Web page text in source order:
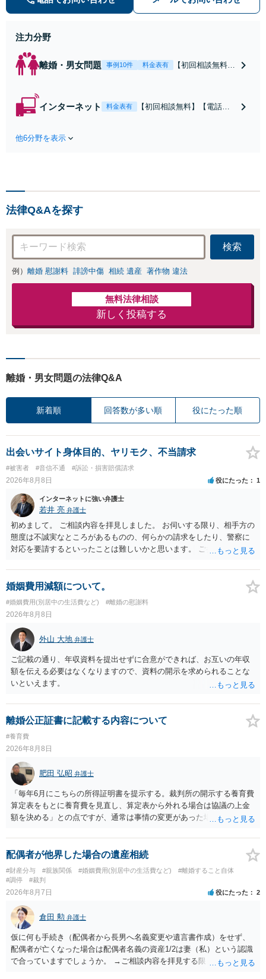
人」の方からのご相談・ご依頼を幅
注力分野
離婚・男女問題 事例10件 料金表有
【初回相談無料】
【池袋・東池袋2
インターネット 料金表有
【初回相談無料】【電話相
応します！即日対応可能。
他6分野を表示
法律Q&Aを探す
検索
例） 離婚 慰謝料 誹謗中傷 相続 遺産 著作物 違法
無料法律相談
新しく投稿する
離婚・男女問題の法律Q&A
新着順 回答数が多い順 役にたった順
出会いサイト身体目的、ヤリモク、不当請求
#被害者 #音信不通 #訴訟・損害賠償請求
2026年8月8日 役にたった 1
インターネットに強い弁護士
若井 亮 弁護士
初めまして。 ご相談内容を拝見しました。 お伺いする限り、相手方の
態度は不誠実なところがあるものの、何らかの請求をしたり、警察に
対応を要請するといったことは難しいかと思います。 ご参考になれば
婚姻費用減額について。
#婚姻費用(別居中の生活費など) #離婚の慰謝料
2026年8月8日
外山 大地 弁護士
ご記載の通り、年収資料を提出せずに合意ができれば、お互いの年収
額を伝える必要はなくなりますので、資料の開示を求められることな
いといえます。
離婚公正証書に記載する内容について
#養育費
2026年8月8日
肥田 弘昭 弁護士
「毎年6月にこちらの所得証明書を提示する。裁判所の開示する養育費
算定表をもとに養育費を見直し、算定表から外れる場合は協議の上金
額を決める」との点ですが、通常は事情の変更があった場合に変更し
来なかった事情の変更により双方協議の上増減出来る」と「通知義務
に勤務先」が含まれているので、私に収入が入った事は相手に通知が
行く事になり、上記のような文言が無くても養育費の見直しは適宜出
来るかと思うのですが違うのでしょうか？との点はそのとおりかと思
います。養育費は事情の変更があった場合に変更するので毎年見直す
配偶者が他界した場合の遺産相続
#財産分与 #親族関係 #婚姻費用(別居中の生活費など)
#離婚すること自体
#調停
#裁判
2026年8月7日 役にたった 2
倉田 勲 弁護士
仮に何も手続き（配偶者から長男へ名義変更や遺言書作成）をせず、
配偶者が亡くなった場合は配偶者名義の資産1/2は妻（私）という認識
で合っていますでしょうか。 →ご相談内容を拝見する限りでは、その